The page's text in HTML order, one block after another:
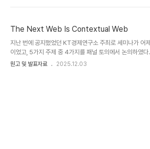
The Next Web Is Contextual Web
지난 번에 공지했었던 KT경제연구소 주최로 세미나가
이었고, 5가지 주제 중 4가지를 패널 토의에서 논의하였
이 적게 올까봐 걱정을 많이 했는데, 105명의 신청자 중
원고 및 발표자료 2025.12.03